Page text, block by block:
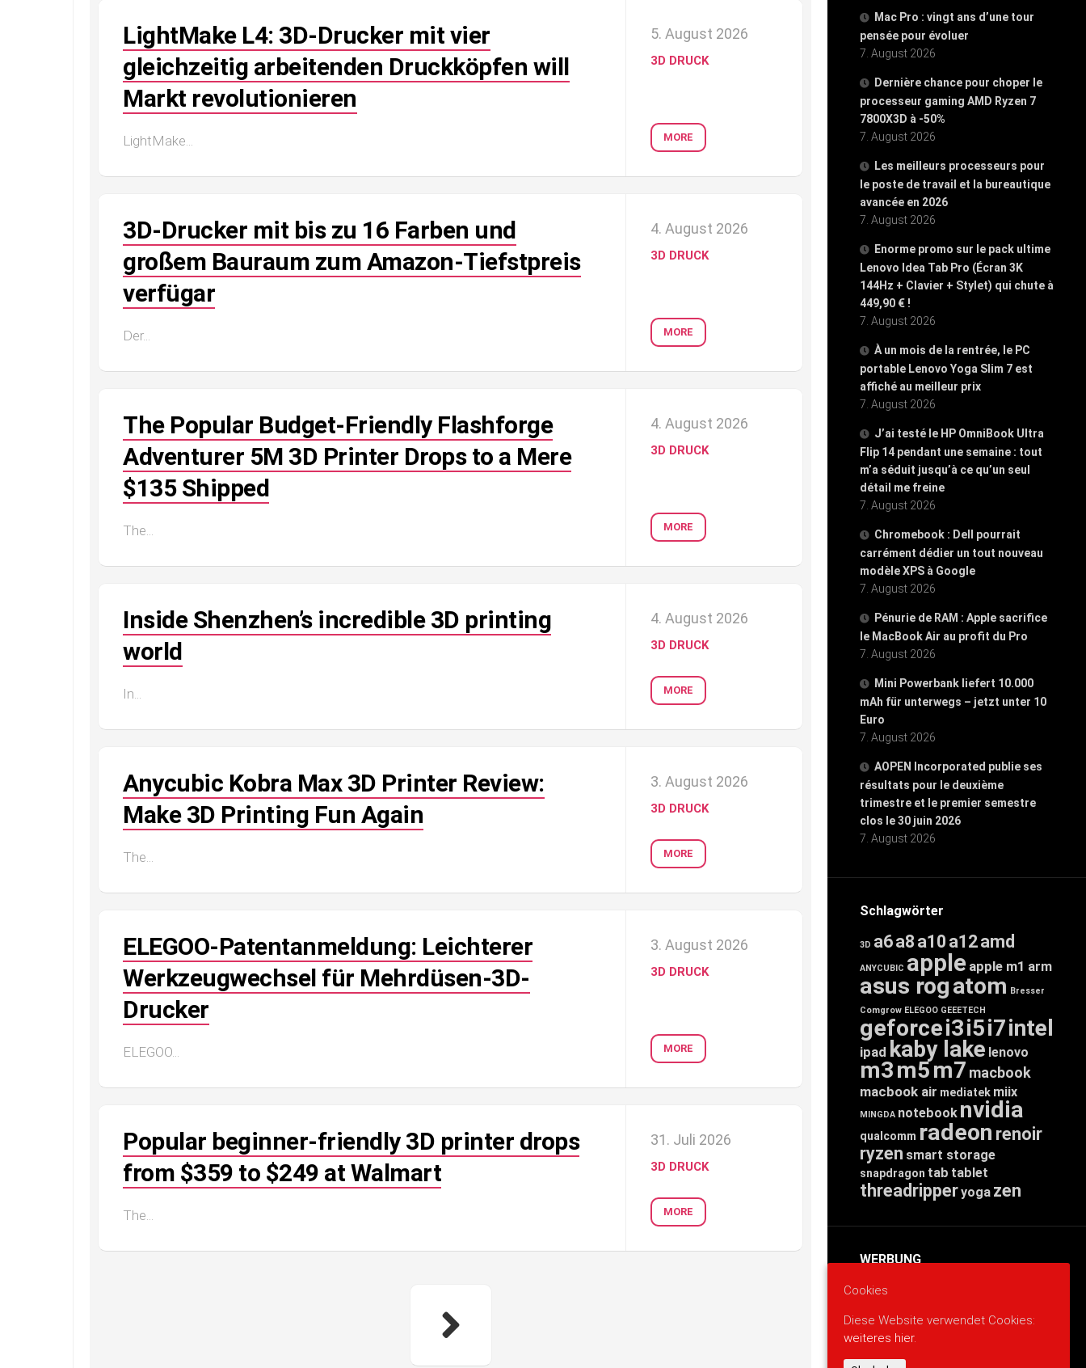
Mac Pro : vingt ans d’une tour
pensée pour évoluer
7. August 2026
Dernière chance pour choper le
processeur gaming AMD Ryzen 7
7800X3D à -50%
7. August 2026
Les meilleurs processeurs pour
le poste de travail et la bureautique
avancée en 2026
7. August 2026
Enorme promo sur le pack ultime
Lenovo Idea Tab Pro (Écran 3K
144Hz + Clavier + Stylet) qui chute à
449,90 € !
7. August 2026
À un mois de la rentrée, le PC
portable Lenovo Yoga Slim 7 est
affiché au meilleur prix
7. August 2026
J’ai testé le HP OmniBook Ultra
Flip 14 pendant une semaine : tout
m’a séduit jusqu’à ce qu’un seul
détail me freine
7. August 2026
Chromebook : Dell pourrait
carrément dédier un tout nouveau
modèle XPS à Google
7. August 2026
Pénurie de RAM : Apple sacrifice
le MacBook Air au profit du Pro
7. August 2026
Mini Powerbank liefert 10.000
mAh für unterwegs – jetzt unter 10
Euro
7. August 2026
AOPEN Incorporated publie ses
résultats pour le deuxième
trimestre et le premier semestre
clos le 30 juin 2026
7. August 2026
Schlagwörter
3D a6a8 a10 a12amd
ANYCUBIC apple apple m1 arm
asus rogatom Bresser
Comgrow ELEGOO GEEETECH
geforcei3i5i7intel
ipad kaby lake lenovo
m3m5m7 macbook
macbook air mediatek miix
MINGDA notebook nvidia
qualcomm radeon renoir
ryzen smart storage
snapdragon tab tablet
threadripperyoga zen
WERBUNG
LightMake L4: 3D-Drucker mit vier
gleichzeitig arbeitenden Druckköpfen will
Markt revolutionieren
LightMake...
5. August 2026
3D DRUCK
MORE
3D-Drucker mit bis zu 16 Farben und
großem Bauraum zum Amazon-Tiefstpreis
verfügar
Der...
4. August 2026
3D DRUCK
MORE
The Popular Budget-Friendly Flashforge
Adventurer 5M 3D Printer Drops to a Mere
$135 Shipped
The...
4. August 2026
3D DRUCK
MORE
Inside Shenzhen’s incredible 3D printing
world
In...
4. August 2026
3D DRUCK
MORE
Anycubic Kobra Max 3D Printer Review:
Make 3D Printing Fun Again
The...
3. August 2026
3D DRUCK
MORE
ELEGOO-Patentanmeldung: Leichterer
Werkzeugwechsel für Mehrdüsen-3D-
Drucker
ELEGOO...
3. August 2026
3D DRUCK
MORE
Popular beginner-friendly 3D printer drops
from $359 to $249 at Walmart
The...
31. Juli 2026
3D DRUCK
MORE
Cookies
Diese Website verwendet Cookies:
weiteres hier.